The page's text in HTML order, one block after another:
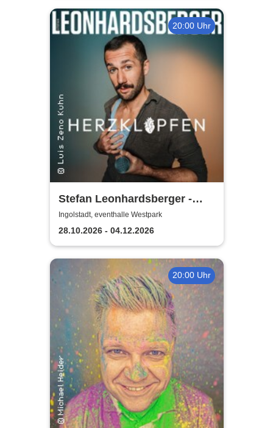
20:00 Uhr
Stefan Leonhardsberger -
Herzklopfen
Ingolstadt, eventhalle Westpark
28.10.2026 - 04.12.2026
20:00 Uhr